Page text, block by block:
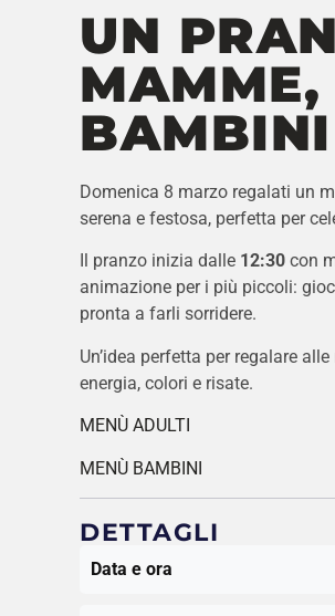
UN
MAMME,
BAMBINI
Domenica 8 marzo regalati un
serena e festosa, perfetta per
Il pranzo inizia dalle 12:30 con
animazione per i più piccoli:
pronta a farli sorridere.
Un’idea perfetta per regalare
energia, colori e risate.
MENÙ ADULTI
MENÙ BAMBINI
DETTAGLI
Data e ora